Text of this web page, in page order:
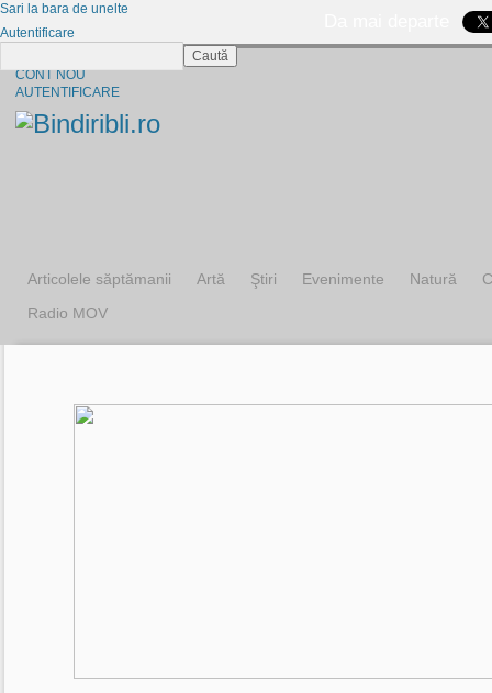
CONT NOU
AUTENTIFICARE
Articolele săptămanii Artă Ştiri Evenimente Natură
Radio MOV
Sari la bara de unelte
Autentificare
Caută